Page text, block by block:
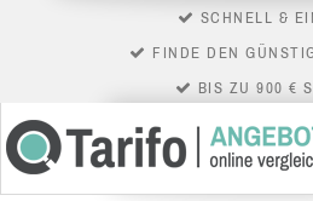
SCHNELL &
FINDE DEN
BIS ZU 900 €